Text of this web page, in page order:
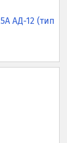
АД-12 (тип